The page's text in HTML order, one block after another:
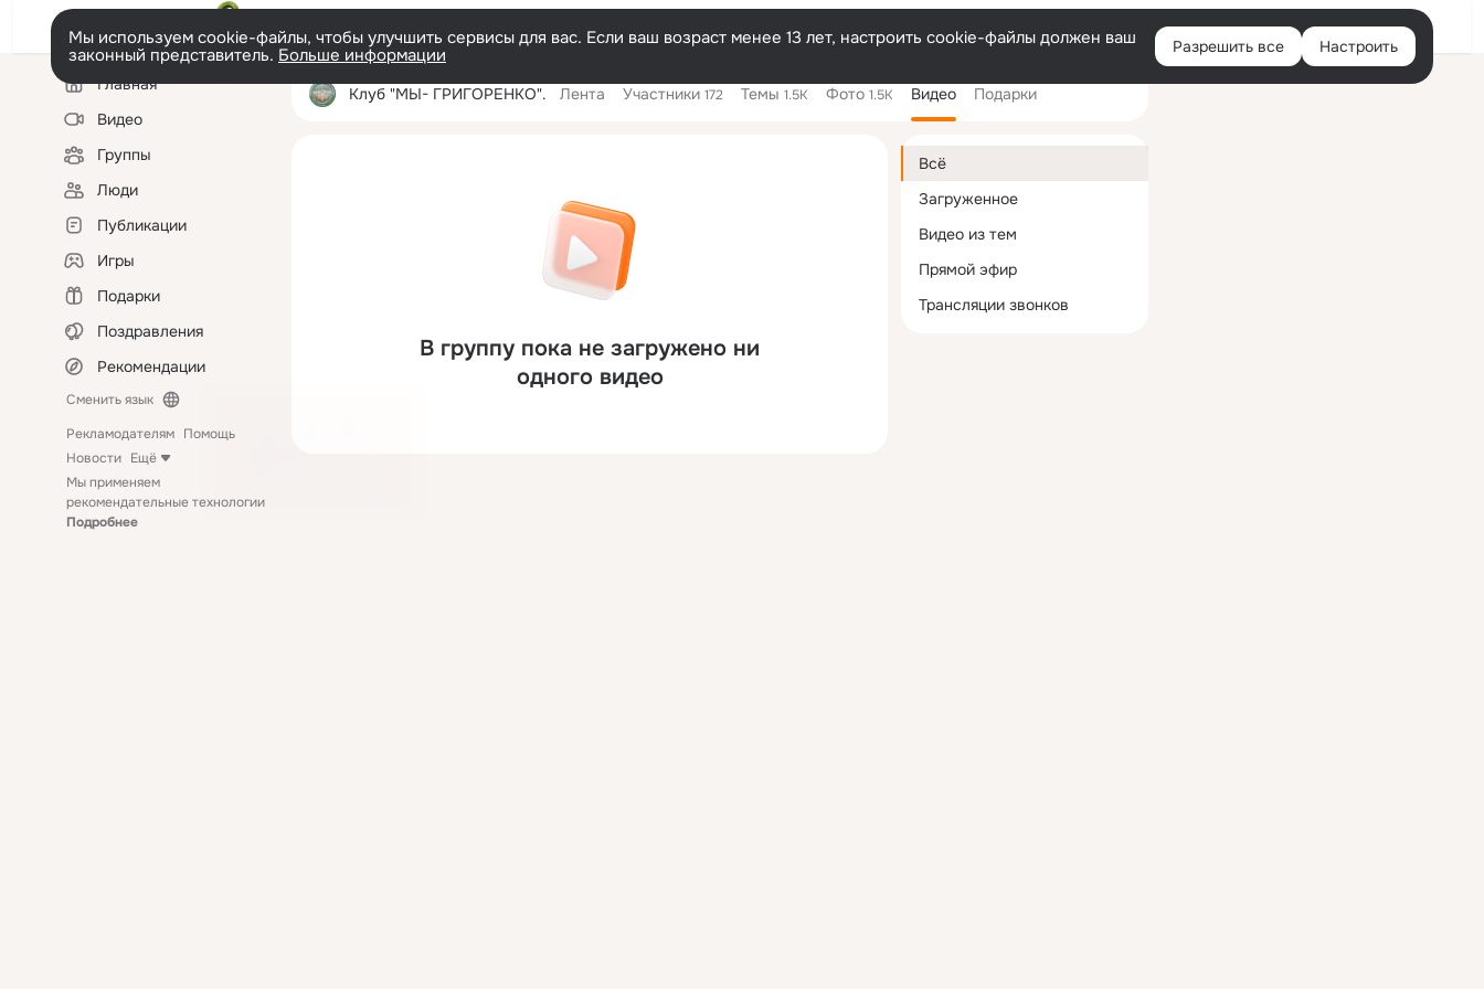
Войти
Мы используем cookie-файлы, чтобы улучшить сервисы для вас. Если ваш возраст менее 13 лет, настроить cookie-файлы должен ваш
законный представитель. Больше информации Разрешить все Настроить
Левая
колонкаГлавная
Видео
Группы
Люди
Публикации
Игры
Подарки
Поздравления
Рекомендации
Сменить язык
Рекламодателям Помощь
Новости Ещё
Мы применяем
рекомендательные технологии
Подробнее
Клуб "МЫ- ГРИГОРЕНКО". Лента Участники 172 Темы 1.5K Фото 1.5K Видео Подарки
В группу пока не загружено ни
одного видео
Дополнительная
колонка
Всё
Загруженное
Видео из тем
Прямой эфир
Трансляции звонков